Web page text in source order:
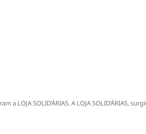
LOJA SOLID’ÁRIAS. A LOJA SOLID’ÁRIAS,